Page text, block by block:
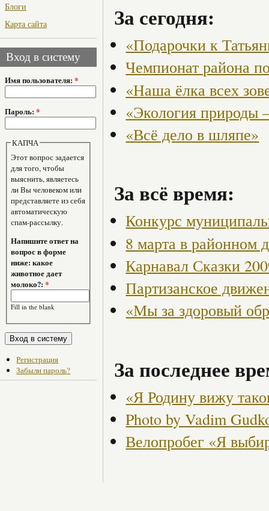
Блоги
Карта сайта
Вход в систему
Имя пользователя: *
Пароль: *
КАПЧА
Этот вопрос задается
для того, чтобы
выяснить, являетесь
ли Вы человеком или
представляете из себя
автоматическую
спам-рассылку.
Напишите ответ на
вопрос в форме
ниже: какое
животное дает
молоко?:*
Fill in the blank
Регистрация
Забыли пароль?
За сегодня:
«Подарочки к
Чемпионат района
«Наша ёлка всех
«Экология природы
«Всё дело в шляпе»
За всё время:
Конкурс
8 марта в районном
Карнавал Сказки
Партизанское
«Мы за здоровый
За последнее
«Я Родину вижу
Photo by Vadim
Велопробег «Я